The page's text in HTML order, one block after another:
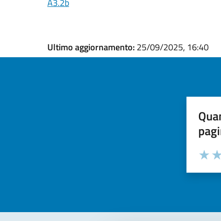
A3.2b
Ultimo aggiornamento:25/09/2025, 16:40
Valuta